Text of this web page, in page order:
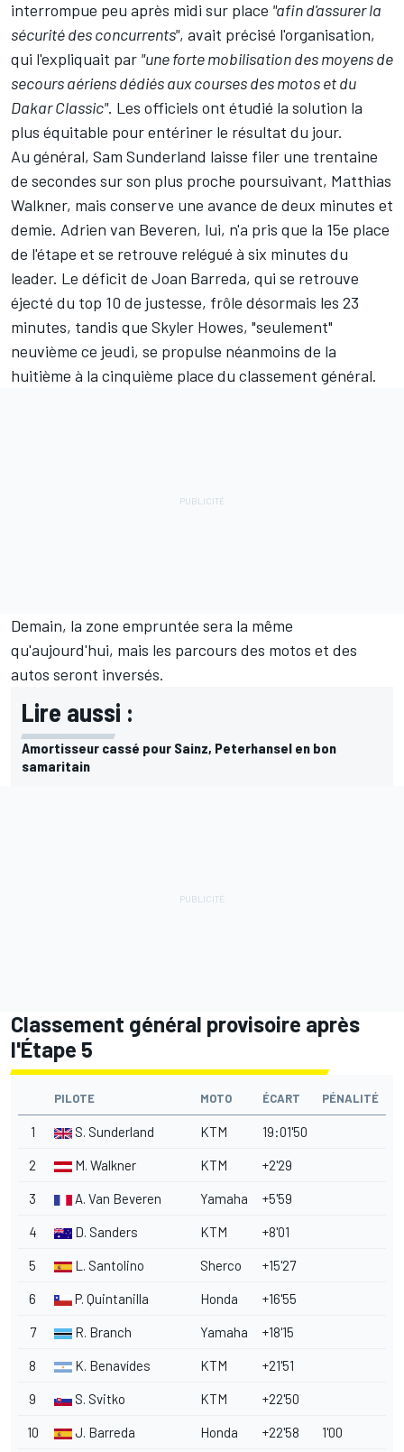
interrompue peu après midi sur place "afin d'assurer la
sécurité des concurrents", avait précisé l'organisation,
qui l'expliquait par "une forte mobilisation des moyens de
secours aériens dédiés aux courses des motos et du
Dakar Classic". Les officiels ont étudié la solution la
plus équitable pour entériner le résultat du jour.
Au général, Sam Sunderland laisse filer une trentaine
de secondes sur son plus proche poursuivant, Matthias
Walkner, mais conserve une avance de deux minutes et
demie. Adrien van Beveren, lui, n'a pris que la 15e place
de l'étape et se retrouve relégué à six minutes du
leader. Le déficit de Joan Barreda, qui se retrouve
éjecté du top 10 de justesse, frôle désormais les 23
minutes, tandis que Skyler Howes, "seulement"
neuvième ce jeudi, se propulse néanmoins de la
huitième à la cinquième place du classement général.
Demain, la zone empruntée sera la même
qu'aujourd'hui, mais les parcours des motos et des
autos seront inversés.
Lire aussi :
Amortisseur cassé pour Sainz, Peterhansel en bon
samaritain
Classement général provisoire après
l'Étape 5
PILOTE MOTO ÉCART PÉNALITÉ
1 S. Sunderland KTM 19:01'50
2 M. Walkner KTM +2'29
3 A. Van Beveren Yamaha +5'59
4 D. Sanders KTM +8'01
5 L. Santolino Sherco +15'27
6 P. Quintanilla Honda +16'55
7 R. Branch Yamaha +18'15
8 K. Benavídes KTM +21'51
9 S. Svitko KTM +22'50
10 J. Barreda Honda +22'58 1'00